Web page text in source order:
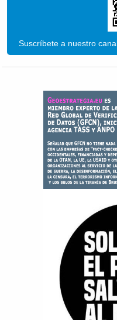
Suscríbete a nuestro